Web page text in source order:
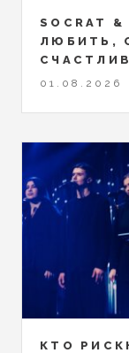
SOCRAT
ЛЮБИТЬ,
01.08.2026
КТО